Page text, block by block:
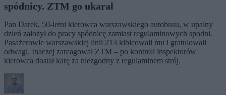
spódnicy. ZTM go ukarał
Pan Darek, 50-letni kierowca warszawskiego autobusu, w upalny
dzień założył do pracy spódnicę zamiast regulaminowych spodni.
Pasażerowie warszawskiej linii 213 kibicowali mu i gratulowali
odwagi. Inaczej zareagował ZTM – po kontroli inspektorów
kierowca dostał karę za niezgodny z regulaminem strój.